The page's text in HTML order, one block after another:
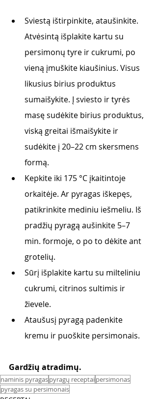
Sviestą ištirpinkite, ataušinkite.
Atvėsintą išplakite kartu su
persimonų tyre ir cukrumi, po
vieną įmuškite kiaušinius. Visus
likusius birius produktus
sumaišykite. Į sviesto ir tyrės
masę sudėkite birius produktus,
viską greitai išmaišykite ir
sudėkite į 20–22 cm skersmens
formą.
Kepkite iki 175 °C įkaitintoje
orkaitėje. Ar pyragas iškepęs,
patikrinkite mediniu iešmeliu. Iš
pradžių pyragą aušinkite 5–7
min. formoje, o po to dėkite ant
grotelių.
Sūrį išplakite kartu su milteliniu
cukrumi, citrinos sultimis ir
žievele.
Ataušusį pyragą padenkite
kremu ir puoškite persimonais.
Gardžių atradimų.
naminis pyragaspyragų receptaipersimonas
pyragas su persimonais